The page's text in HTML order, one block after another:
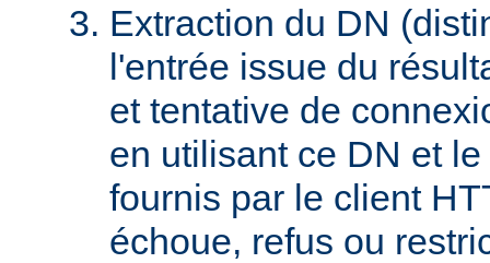
Extraction du DN
l'entrée issue du
et tentative de
en utilisant ce DN et
fournis par le client
échoue, refus ou